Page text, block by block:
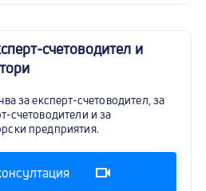
счетоводител и
за експерт-счетоводител, за
счетоводители и за
предприятия.